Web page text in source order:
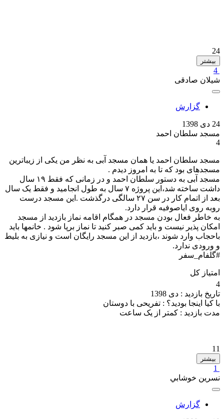
24
بیشتر
4
شیلان صادقی
گزارش
24 دی 1398
مسجد سلطان احمد
4
مسجد سلطان احمد یا همان مسجد آبی به نظر من یکی از زیباترین
مسجدهای بود که تا به امروز دیدم .
مسجد آبی به دستور سلطان احمد و در زمانی که فقط ۱۹ سال
داشت ساخته شد،این پروژه ۷ سال به طول انجامید و فقط یک سال
بعد از اتمام کار در سن ۲۷ سالگی درگذشت .این مسجد درست
روبه روی ایاصوفیه قرار دارد.
به خاطر فعال بودن مسجد در همگام اقامه نماز بازدید از مسجد
امکان پذیر نیست و باید کمی صبر کنید تا نماز برپا شود . خانمها باید
باحجاب وارد شوند ،بازدید از این مسجد رایگان است و نیازی به بلیط
و ورودی ندارد.
#گلفام_سفر
امتیاز کل
4
تاریخ بازدید : دی 1398
با کیا اینجا بودید؟ : تفریحی با دوستان
مدت بازدید : کمتر از یک ساعت
11
بیشتر
1
نسرين خوشابي
گزارش